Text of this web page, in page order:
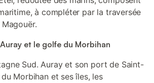
à compléter par la traversée
et le golfe du Morbihan
Sud. Auray et son port de Saint-
Morbihan et ses îles, les